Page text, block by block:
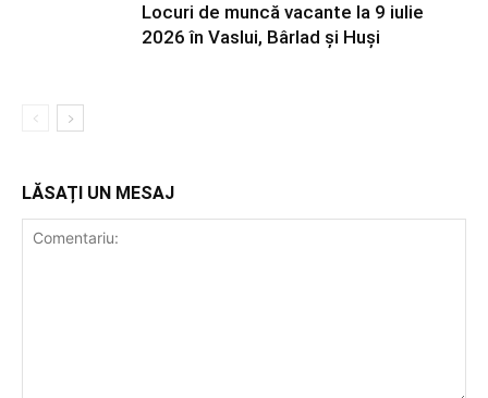
Locuri de muncă vacante la 9 iulie
2026 în Vaslui, Bârlad și Huși
LĂSAȚI UN MESAJ